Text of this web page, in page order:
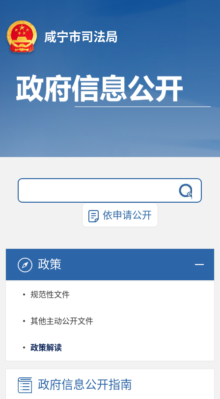
咸宁市司法局
依申请公开
政策
规范性文件
其他主动公开文件
政策解读
政府信息公开指南